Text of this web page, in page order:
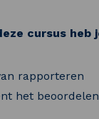
cursus heb
rapporteren
het